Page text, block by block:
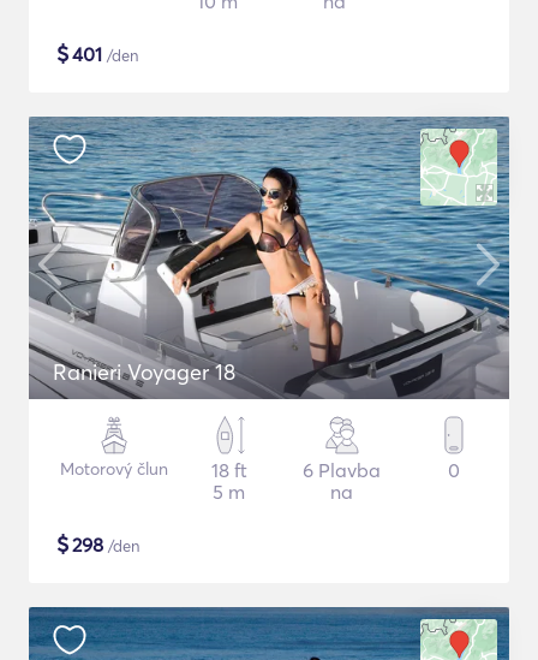
$401 /den
Ranieri Voyager 18
Motorový člun
18 ft
5 m
6 Plavba
na
0
$298 /den